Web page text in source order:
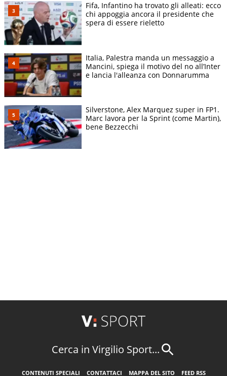
Fifa, Infantino ha trovato gli alleati: ecco
chi appoggia ancora il presidente che
spera di essere rieletto
Italia, Palestra manda un messaggio a
Mancini, spiega il motivo del no all’Inter
e lancia l'alleanza con Donnarumma
Silverstone, Alex Marquez super in FP1.
Marc lavora per la Sprint (come Martin),
bene Bezzecchi
Cerca in Virgilio Sport...
CONTENUTI SPECIALI CONTATTACI MAPPA DEL SITO FEED RSS